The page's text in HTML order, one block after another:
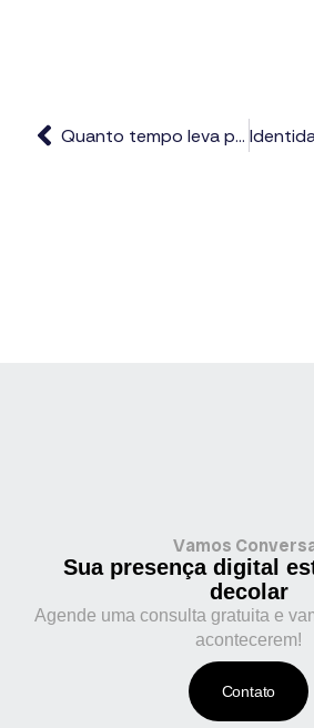
Quanto tempo leva para criar um site?
Vamos
Sua presença digital
decolar
Agende uma consulta gratuita e
acontecerem!
Contato